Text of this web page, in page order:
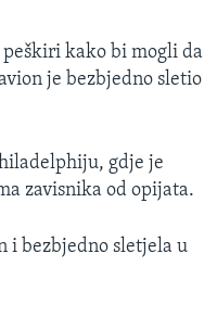
kako bi mogli da
je bezbjedno sletio
gdje je
zavisnika od opijata.
i bezbjedno sletjela u